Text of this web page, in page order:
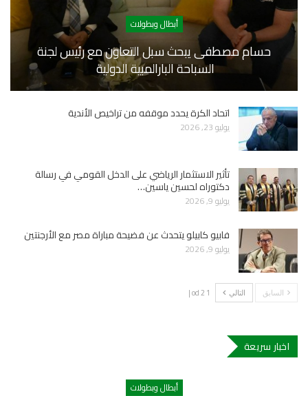
أبطال وبطولات
حسام مصطفى يبحث سبل التعاون مع رئيس لجنة
السباحة البارالمبية الدولية
اتحاد الكرة يحدد موقفه من تراخيص الأندية
يوليو 23, 2026
تأثير الاستثمار الرياضي على الدخل القومي في رسالة
دكتوراه لحسين ياسين…
يوليو 9, 2026
فابيو كابيلو يتحدث عن فضيحة مباراة مصر مع الأرجنتين
يوليو 9, 2026
السابق التالي 1 od 2 |
اخبار سريعة
أبطال وبطولات